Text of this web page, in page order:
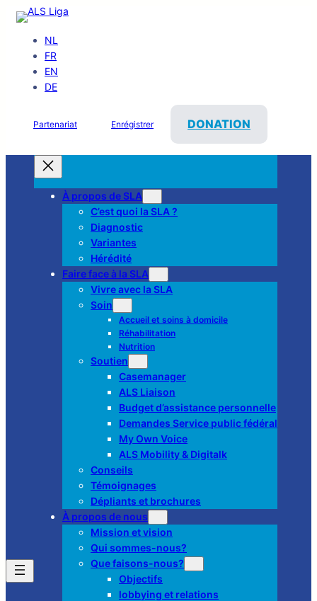
NL
FR
EN
DE
Partenariat Enrégistrer DONATION
À propos de SLA
C’est quoi la SLA ?
Diagnostic
Variantes
Hérédité
Faire face à la SLA
Vivre avec la SLA
Soin
Accueil et soins à domicile
Réhabilitation
Nutrition
Soutien
Casemanager
ALS Liaison
Budget d’assistance personnelle
Demandes Service public fédéral
My Own Voice
ALS Mobility & Digitalk
Conseils
Témoignages
Dépliants et brochures
À propos de nous
Mission et vision
Qui sommes-nous?
Que faisons-nous?
Objectifs
lobbying et relations